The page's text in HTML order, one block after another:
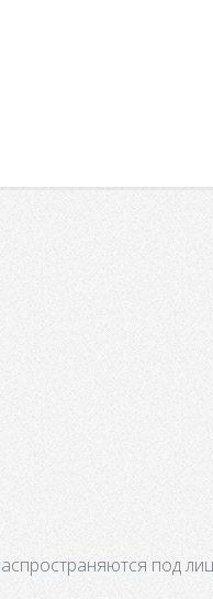
под